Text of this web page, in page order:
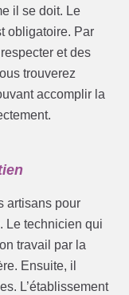
il se doit. Le
obligatoire. Par
et des
trouverez
accomplir la
artisans pour
Le technicien qui
travail par la
Ensuite, il
L’établissement